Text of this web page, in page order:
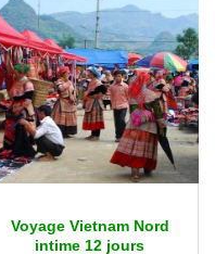
Voyage Vietnam Nord
intime 12 jours